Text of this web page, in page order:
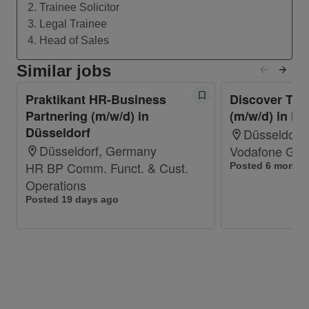
Text und Video Content.
Du strukturierst das Tagesgeschäft,
koordinierst Abstimmungen im Team und
prägst aktiv den Vodafone Spirit.
Du arbeitest mit verschiedenen
Kommunikationstools, verfasst
zielgruppengerechte Beiträge und unterstützt
die Organisation interner Events
Was Dich auszeichnet:
Du bist entweder immatrikuliert oder gerade
in einem Gap Year.
Du studierst (Wirtschafts-) Psychologie, eine
2. Trainee Solicitor
3. Legal Trainee
4. Head of Sales
Similar jobs
Praktikant HR-Business
Partnering (m/w/d) in
Düsseldorf
Düsseldorf, Germany
HR BP Comm. Funct. & Cust.
Operations
Posted 19 days ago
Discover
(m/w/d) in
Vodafone
Posted 6